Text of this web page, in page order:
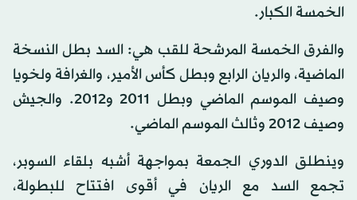
الخمسة الكبار.
والفرق الخمسة المرشحة للقب هي: السد بطل النسخة
الماضية، والريان الرابع وبطل كأس الأمير، والغرافة ولخويا
وصيف الموسم الماضي وبطل 2011 و2012. والجيش
وصيف 2012 وثالث الموسم الماضي.
وينطلق الدوري الجمعة بمواجهة أشبه بلقاء السوبر،
تجمع السد مع الريان في أقوى افتتاح للبطولة،